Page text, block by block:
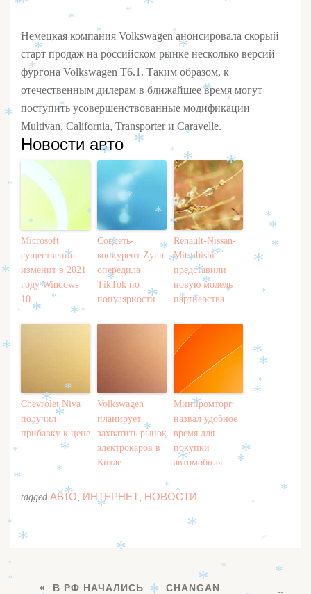
Немецкая компания Volkswagen анонсировала скорый
старт продаж на российском рынке несколько версий
фургона Volkswagen Т6.1. Таким образом, к
отечественным дилерам в ближайшее время могут
поступить усовершенствованные модификации
Multivan, California, Transporter и Caravelle.
Новости авто
Microsoft
существенно
изменит в 2021
году Windows
10
Соцсеть-
конкурент Zynn
опередила
TikTok по
популярности
Renault-Nissan-
Mitsubishi
представили
новую модель
партнерства
Chevrolet Niva
получил
прибавку к цене
Volkswagen
планирует
захватить рынок
электрокаров в
Китае
Минпромторг
назвал удобное
время для
покупки
автомобиля
tagged АВТО, ИНТЕРНЕТ, НОВОСТИ
В РФ НАЧАЛИСЬ
CHANGAN
*
*
*
*
*
*
*
*
*
*
*
*
*
*
*
*
*
*
*
*
*
*
*
*
*
*
*
*
*
*
*
*
*
*
*
*
*
*
*
*
*
*
*
*
*
*
*
*
*
*
*
*
*
*
*
*
*
*
*
*
*
*
*
*
*
*
*
*
*
*
*
*
*
*
*
*
*
*
*
*
*
*
*
*
*
*
*
*
*
*
*